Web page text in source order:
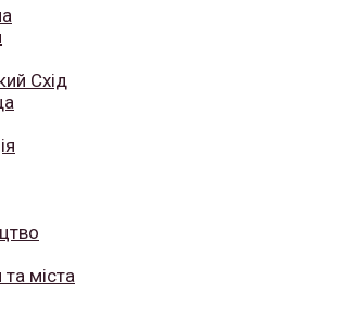
Схід
та міста